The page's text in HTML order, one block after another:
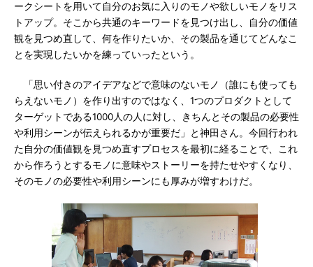
ークシートを用いて自分のお気に入りのモノや欲しいモノをリス
トアップ。そこから共通のキーワードを見つけ出し、自分の価値
観を見つめ直して、何を作りたいか、その製品を通じてどんなこ
とを実現したいかを練っていったという。
「思い付きのアイデアなどで意味のないモノ（誰にも使っても
らえないモノ）を作り出すのではなく、1つのプロダクトとして
ターゲットである1000人の人に対し、きちんとその製品の必要性
や利用シーンが伝えられるかが重要だ」と神田さん。今回行われ
た自分の価値観を見つめ直すプロセスを最初に経ることで、これ
から作ろうとするモノに意味やストーリーを持たせやすくなり、
そのモノの必要性や利用シーンにも厚みが増すわけだ。